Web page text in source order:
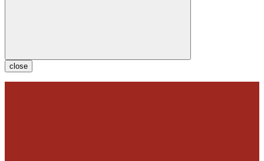
close